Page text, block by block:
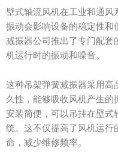
壁式轴流风机在工业和通风
振动会影响设备的稳定性和
减振器公司推出了专门配
机运行时的振动和噪音。
这种吊架弹簧减振器采用
久性，能够吸收风机产生
安装简便，可以吊挂在壁式
统。这不仅提高了风机运
命，减少维修频率。